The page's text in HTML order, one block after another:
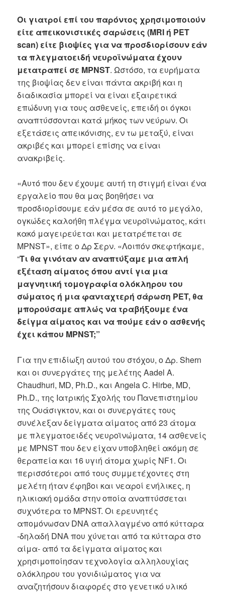
Οι γιατροί επί του παρόντος χρησιμοποιούν
είτε απεικονιστικές σαρώσεις (MRI ή PET
scan) είτε βιοψίες για να προσδιορίσουν εάν
τα πλεγματοειδή νευροϊνώματα έχουν
μετατραπεί σε MPNST. Ωστόσο, τα ευρήματα
της βιοψίας δεν είναι πάντα ακριβή και η
διαδικασία μπορεί να είναι εξαιρετικά
επώδυνη για τους ασθενείς, επειδή οι όγκοι
αναπτύσσονται κατά μήκος των νεύρων. Οι
εξετάσεις απεικόνισης, εν τω μεταξύ, είναι
ακριβές και μπορεί επίσης να είναι
ανακριβείς.
«Αυτό που δεν έχουμε αυτή τη στιγμή είναι ένα
εργαλείο που θα μας βοηθήσει να
προσδιορίσουμε εάν μέσα σε αυτό το μεγάλο,
ογκώδες καλοήθη πλέγμα νευροϊνώματος, κάτι
κακό μαγειρεύεται και μετατρέπεται σε
MPNST», είπε ο Δρ Σερν. «Λοιπόν σκεφτήκαμε,
“Τι θα γινόταν αν αναπτύξαμε μια απλή
εξέταση αίματος όπου αντί για μια
μαγνητική τομογραφία ολόκληρου του
σώματος ή μια φανταχτερή σάρωση PET, θα
μπορούσαμε απλώς να τραβήξουμε ένα
δείγμα αίματος και να πούμε εάν ο ασθενής
έχει κάπου MPNST;”
Για την επιδίωξη αυτού του στόχου, ο Δρ. Shern
και οι συνεργάτες της μελέτης Aadel A.
Chaudhuri, MD, Ph.D., και Angela C. Hirbe, MD,
Ph.D., της Ιατρικής Σχολής του Πανεπιστημίου
της Ουάσιγκτον, και οι συνεργάτες τους
συνέλεξαν δείγματα αίματος από 23 άτομα
με πλεγματοειδές νευροϊνώματα, 14 ασθενείς
με MPNST που δεν είχαν υποβληθεί ακόμη σε
θεραπεία και 16 υγιή άτομα χωρίς NF1. Οι
περισσότεροι από τους συμμετέχοντες στη
μελέτη ήταν έφηβοι και νεαροί ενήλικες, η
ηλικιακή ομάδα στην οποία αναπτύσσεται
συχνότερα το MPNST. Οι ερευνητές
απομόνωσαν DNA απαλλαγμένο από κύτταρα
-δηλαδή DNA που χύνεται από τα κύτταρα στο
αίμα- από τα δείγματα αίματος και
χρησιμοποίησαν τεχνολογία αλληλουχίας
ολόκληρου του γονιδιώματος για να
αναζητήσουν διαφορές στο γενετικό υλικό